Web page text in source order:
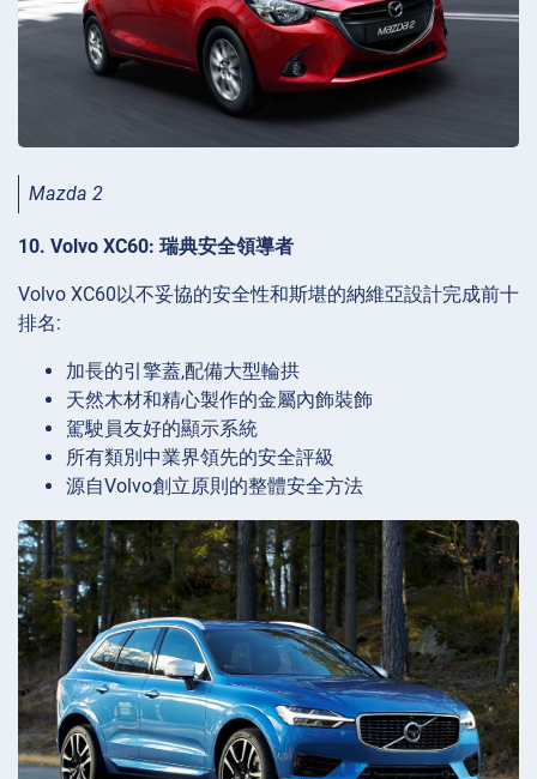
Mazda 2
10. Volvo XC60: 瑞典安全領導者
Volvo XC60以不妥協的安全性和斯堪的納維亞設計完成前十
排名:
加長的引擎蓋,配備大型輪拱
天然木材和精心製作的金屬內飾裝飾
駕駛員友好的顯示系統
所有類別中業界領先的安全評級
源自Volvo創立原則的整體安全方法